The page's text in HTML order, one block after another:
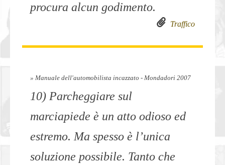
procura alcun godimento.
Traffico
» Manuale dell'automobilista incazzato - Mondadori 2007
10) Parcheggiare sul
marciapiede è un atto odioso ed
estremo. Ma spesso è l’unica
soluzione possibile. Tanto che